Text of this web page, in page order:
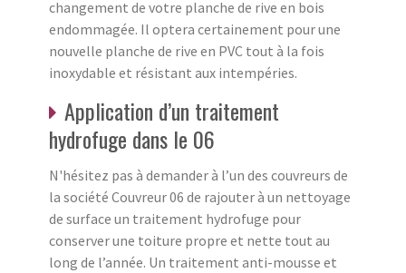
changement de votre planche de rive en bois
endommagée. Il optera certainement pour une
nouvelle planche de rive en PVC tout à la fois
inoxydable et résistant aux intempéries.
Application d’un traitement
hydrofuge dans le 06
N'hésitez pas à demander à l’un des couvreurs de
la société Couvreur 06 de rajouter à un nettoyage
de surface un traitement hydrofuge pour
conserver une toiture propre et nette tout au
long de l’année. Un traitement anti-mousse et